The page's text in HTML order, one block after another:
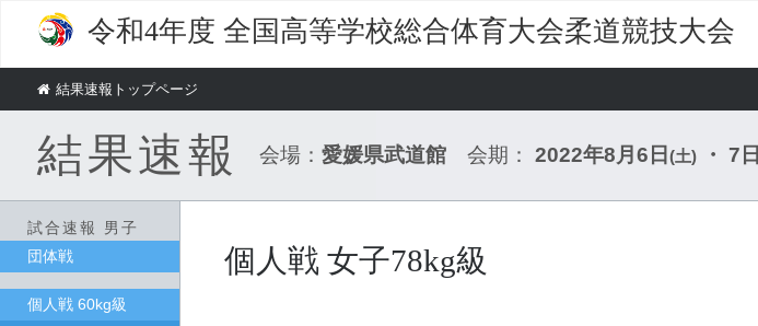
令和4年度 全国高等学校総合体育大会柔道競技大会
結果速報トップページ
結果速報 会場： 愛媛県武道館 会期： 2022年8月6日 (土)・ 7日
試合速報 男子
団体戦
個人戦 60kg級
個人戦 女子78kg級